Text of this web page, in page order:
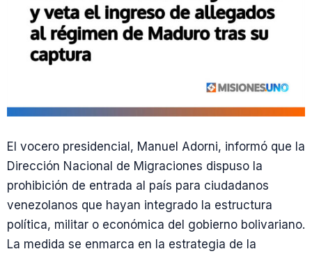
El vocero presidencial, Manuel Adorni, informó que la
Dirección Nacional de Migraciones dispuso la
prohibición de entrada al país para ciudadanos
venezolanos que hayan integrado la estructura
política, militar o económica del gobierno bolivariano.
La medida se enmarca en la estrategia de la